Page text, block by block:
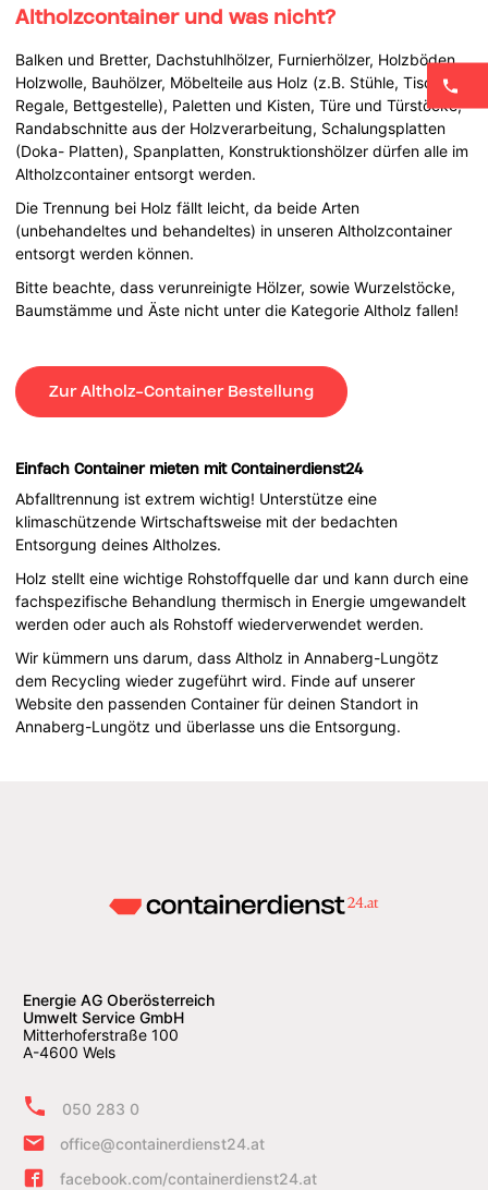
Altholzcontainer und was nicht?
Balken und Bretter, Dachstuhlhölzer, Furnierhölzer, Holzböden,
Holzwolle, Bauhölzer, Möbelteile aus Holz (z.B. Stühle, Tische,
Regale, Bettgestelle), Paletten und Kisten, Türe und Türstöcke,
Randabschnitte aus der Holzverarbeitung, Schalungsplatten
(Doka- Platten), Spanplatten, Konstruktionshölzer dürfen alle im
Altholzcontainer entsorgt werden.
Die Trennung bei Holz fällt leicht, da beide Arten
(unbehandeltes und behandeltes) in unseren Altholzcontainer
entsorgt werden können.
Bitte beachte, dass verunreinigte Hölzer, sowie Wurzelstöcke,
Baumstämme und Äste nicht unter die Kategorie Altholz fallen!
Zur Altholz-Container Bestellung
Einfach Container mieten mit Containerdienst24
Abfalltrennung ist extrem wichtig! Unterstütze eine
klimaschützende Wirtschaftsweise mit der bedachten
Entsorgung deines Altholzes.
Holz stellt eine wichtige Rohstoffquelle dar und kann durch eine
fachspezifische Behandlung thermisch in Energie umgewandelt
werden oder auch als Rohstoff wiederverwendet werden.
Wir kümmern uns darum, dass Altholz in Annaberg-Lungötz
dem Recycling wieder zugeführt wird. Finde auf unserer
Website den passenden Container für deinen Standort in
Annaberg-Lungötz und überlasse uns die Entsorgung.
Energie AG Oberösterreich
Umwelt Service GmbH
Mitterhoferstraße 100
A-4600 Wels
050 283 0
office@containerdienst24.at
facebook.com/containerdienst24.at